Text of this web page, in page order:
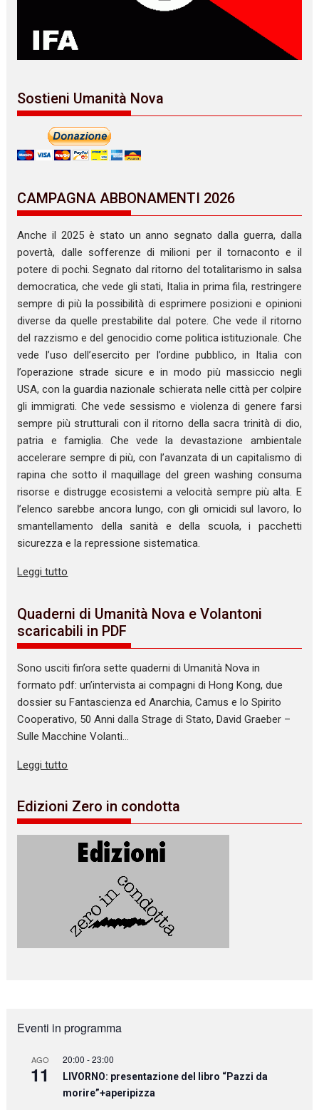
Sostieni Umanità Nova
CAMPAGNA ABBONAMENTI 2026
Anche il 2025 è stato un anno segnato dalla guerra, dalla
povertà, dalle sofferenze di milioni per il tornaconto e il
potere di pochi. Segnato dal ritorno del totalitarismo in salsa
democratica, che vede gli stati, Italia in prima fila, restringere
sempre di più la possibilità di esprimere posizioni e opinioni
diverse da quelle prestabilite dal potere. Che vede il ritorno
del razzismo e del genocidio come politica istituzionale. Che
vede l’uso dell’esercito per l’ordine pubblico, in Italia con
l’operazione strade sicure e in modo più massiccio negli
USA, con la guardia nazionale schierata nelle città per colpire
gli immigrati. Che vede sessismo e violenza di genere farsi
sempre più strutturali con il ritorno della sacra trinità di dio,
patria e famiglia. Che vede la devastazione ambientale
accelerare sempre di più, con l’avanzata di un capitalismo di
rapina che sotto il maquillage del green washing consuma
risorse e distrugge ecosistemi a velocità sempre più alta. E
l’elenco sarebbe ancora lungo, con gli omicidi sul lavoro, lo
smantellamento della sanità e della scuola, i pacchetti
sicurezza e la repressione sistematica.
Leggi tutto
Quaderni di Umanità Nova e Volantoni
scaricabili in PDF
Sono usciti fin’ora sette quaderni di Umanità Nova in
formato pdf: un’intervista ai compagni di Hong Kong, due
dossier su Fantascienza ed Anarchia, Camus e lo Spirito
Cooperativo, 50 Anni dalla Strage di Stato, David Graeber –
Sulle Macchine Volanti…
Leggi tutto
Edizioni Zero in condotta
Eventi in programma
AGO
11
20:00 -23:00
LIVORNO: presentazione del libro “Pazzi da
morire”+aperipizza